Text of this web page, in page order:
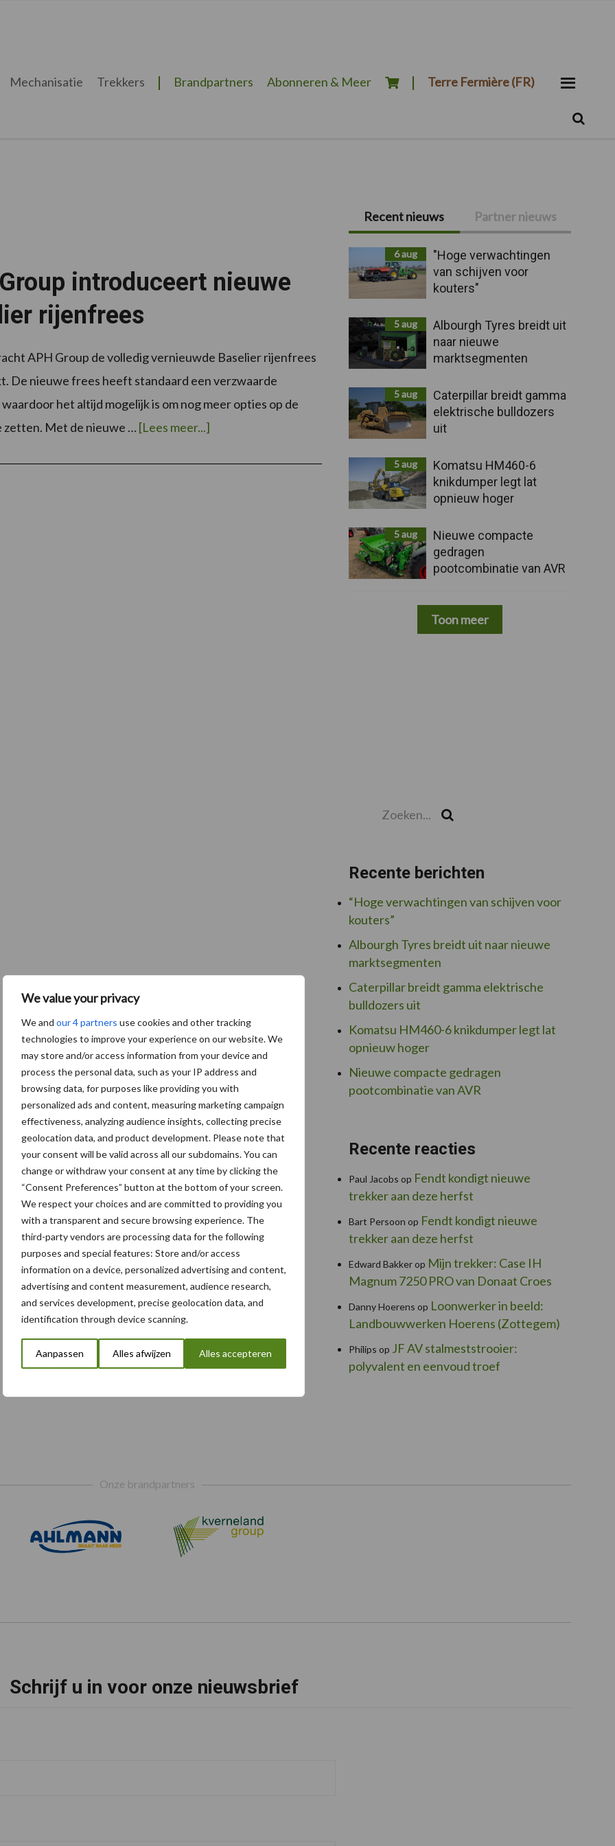
We value your privacy
We and our 4 partners use cookies and other tracking
technologies to improve your experience on our website. We
may store and/or access information from your device and
process the personal data, such as your IP address and
browsing data, for purposes like providing you with
personalized ads and content, measuring marketing campaign
effectiveness, analyzing audience insights, collecting precise
geolocation data, and product development. Please note that
your consent will be valid across all our subdomains. You can
change or withdraw your consent at any time by clicking the
“Consent Preferences” button at the bottom of your screen.
We respect your choices and are committed to providing you
with a transparent and secure browsing experience. The
third-party vendors are processing data for the following
purposes and special features: Store and/or access
information on a device, personalized advertising and content,
advertising and content measurement, audience research,
and services development, precise geolocation data, and
identification through device scanning.
Aanpassen Alles afwijzen Alles accepteren
Mechanisatie Trekkers Brandpartners Abonneren & Meer Terre Fermière (FR)
introduceert nieuwe
rijenfrees
APH Group de volledig vernieuwde Baselier rijenfrees
De nieuwe frees heeft standaard een verzwaarde
het altijd mogelijk is om nog meer opties op de
zetten. Met de nieuwe … [Lees meer...]overAPH
Group
Primaire
Sidebar
Recent nieuws Partner nieuws
6 aug
"Hoge verwachtingen
van schijven voor
kouters"
5 aug
Albourgh Tyres breidt uit
naar nieuwe
marktsegmenten
5 aug
Caterpillar breidt gamma
elektrische bulldozers
uit
5 aug
Komatsu HM460-6
knikdumper legt lat
opnieuw hoger
5 aug
Nieuwe compacte
gedragen
pootcombinatie van AVR
Toon meer
Recente berichten
“Hoge verwachtingen van schijven voor
kouters”
Albourgh Tyres breidt uit naar nieuwe
marktsegmenten
Caterpillar breidt gamma elektrische
bulldozers uit
Komatsu HM460-6 knikdumper legt lat
opnieuw hoger
Nieuwe compacte gedragen
pootcombinatie van AVR
Recente reacties
Paul Jacobs op Fendt kondigt nieuwe
trekker aan deze herfst
Bart Persoon op Fendt kondigt nieuwe
trekker aan deze herfst
Edward Bakkerop Mijn trekker: Case IH
Magnum 7250 PRO van Donaat Croes
Danny Hoerens op Loonwerker in beeld:
Landbouwwerken Hoerens (Zottegem)
Philips op JF AV stalmeststrooier:
polyvalent en eenvoud troef
Onze brandpartners
Schrijf u in voor onze nieuwsbrief